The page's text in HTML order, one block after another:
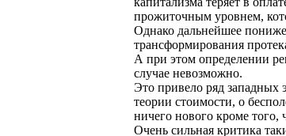
прожиточным уровнем,
Однако дальнейшее
трансформирования
А при этом определении
случае невозможно.
Это привело ряд
теории стоимости, о
ничего нового кроме того,
Очень сильная критика